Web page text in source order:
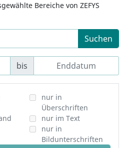
Bereiche von ZEFYS
Suchen
bis
nur in
Überschriften
nur im Text
nur in
Bildunterschriften